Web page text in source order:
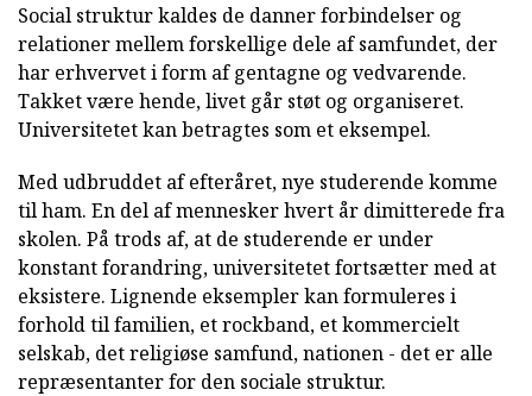
Social struktur kaldes de danner forbindelser og
relationer mellem forskellige dele af samfundet, der
har erhvervet i form af gentagne og vedvarende.
Takket være hende, livet går støt og organiseret.
Universitetet kan betragtes som et eksempel.
Med udbruddet af efteråret, nye studerende komme
til ham. En del af mennesker hvert år dimitterede fra
skolen. På trods af, at de studerende er under
konstant forandring, universitetet fortsætter med at
eksistere. Lignende eksempler kan formuleres i
forhold til familien, et rockband, et kommercielt
selskab, det religiøse samfund, nationen - det er alle
repræsentanter for den sociale struktur.